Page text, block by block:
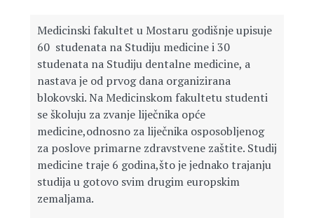
Medicinski fakultet u Mostaru godišnje upisuje
60 studenata na Studiju medicine i 30
studenata na Studiju dentalne medicine, a
nastava je od prvog dana organizirana
blokovski. Na Medicinskom fakultetu studenti
se školuju za zvanje liječnika opće
medicine,odnosno za liječnika osposobljenog
za poslove primarne zdravstvene zaštite. Studij
medicine traje 6 godina,što je jednako trajanju
studija u gotovo svim drugim europskim
zemaljama.